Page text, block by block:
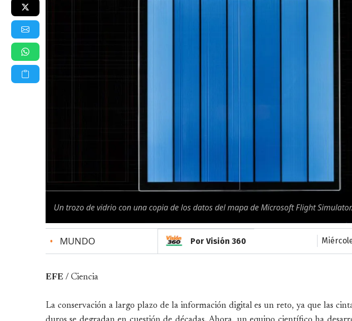
Un trozo de vidrio con una copia de los datos del mapa de Microsoft Flight
• MUNDO Por Visión 360
EFE/ Ciencia
La conservación a largo plazo de la información digital es un reto, ya que las